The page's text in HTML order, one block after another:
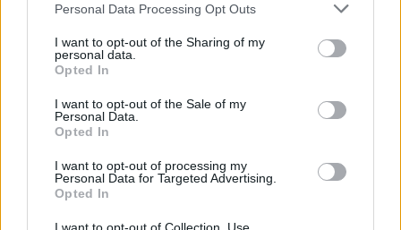
Personal Data Processing Opt Outs
I want to opt-out of the Sharing of my
personal data.
Opted In
I want to opt-out of the Sale of my
Personal Data.
Opted In
I want to opt-out of processing my
Personal Data for Targeted Advertising.
Opted In
nám ho dokonce předepisuje zákon," řekl EkoListu Pavel
probíhajícím monitoringu bojových plynů dnes informovala
prakticky všechna česká média, včetně EkoListu, v souvislosti se
zasedáním brettonwoodských institucí -
Festival humanismu má být nenásilným protestem
22.9.2000 14:10 | PRAHA (EkoList)
Další akcí namířenou proti politiceMMFaSBbude Festival
humanismu, který se koná dnes od 17 do 20 hodin na Palackého